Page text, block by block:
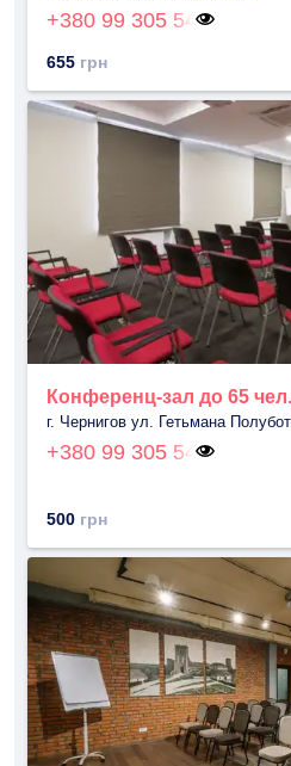
+380 99 305 54
655 грн
Конференц-зал до 65
г. Чернигов ул. Гетьмана
+380 99 305 54
500 грн